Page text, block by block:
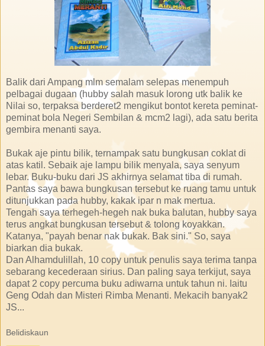
Balik dari Ampang mlm semalam selepas menempuh
pelbagai dugaan (hubby salah masuk lorong utk balik ke
Nilai so, terpaksa berderet2 mengikut bontot kereta peminat-
peminat bola Negeri Sembilan & mcm2 lagi), ada satu berita
gembira menanti saya.
Bukak aje pintu bilik, ternampak satu bungkusan coklat di
atas katil. Sebaik aje lampu bilik menyala, saya senyum
lebar. Buku-buku dari JS akhirnya selamat tiba di rumah.
Pantas saya bawa bungkusan tersebut ke ruang tamu untuk
ditunjukkan pada hubby, kakak ipar n mak mertua.
Tengah saya terhegeh-hegeh nak buka balutan, hubby saya
terus angkat bungkusan tersebut & tolong koyakkan.
Katanya, "payah benar nak bukak. Bak sini." So, saya
biarkan dia bukak.
Dan Alhamdulillah, 10 copy untuk penulis saya terima tanpa
sebarang kecederaan sirius. Dan paling saya terkijut, saya
dapat 2 copy percuma buku adiwarna untuk tahun ni. Iaitu
Geng Odah dan Misteri Rimba Menanti. Mekacih banyak2
JS...
Belidiskaun